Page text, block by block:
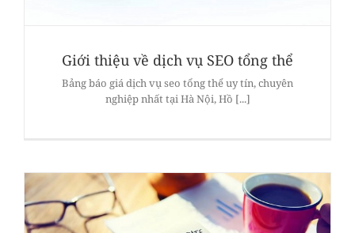
Giới thiệu về dịch vụ SEO tổng thể
Bảng báo giá dịch vụ seo tổng thể uy tín, chuyên
nghiệp nhất tại Hà Nội, Hồ [...]